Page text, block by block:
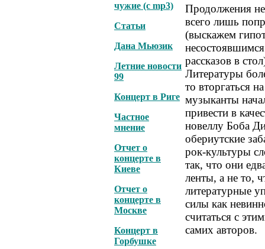
чужие (с mp3)
Статьи
Дана Мьюзик
Летние новости
99
Концерт в Риге
Частное
мнение
Отчет о
концерте в
Киеве
Отчет о
концерте в
Москве
Концерт в
Горбушке
Продолжения
всего лишь
(выскажем
рассказов в
Литературы
то вторгаться
музыканты
привести в
новеллу Боба
обериутские
рок-культуры
так, что они
ленты, а не то,
литературные
силы как
считаться с
самих авторов.